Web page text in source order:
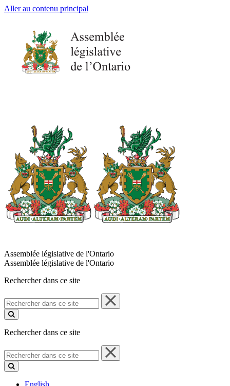
Aller au contenu principal
Assemblée législative de l'Ontario
Assemblée législative de l'Ontario
Rechercher dans ce site
Rechercher
dans
ce
Rechercher dans ce site
Rechercher
dans
ce
English